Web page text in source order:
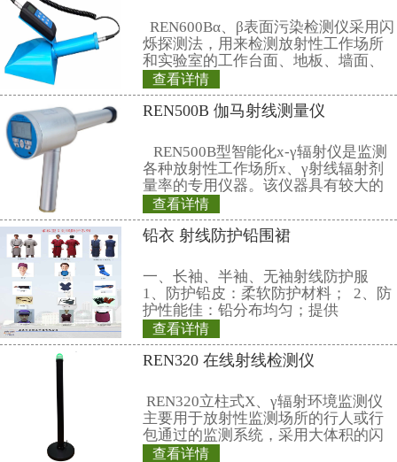
要一致。
5 远离辐射源，避光保存，防止有
联系仁日科技
公司名称： 上海仁日辐射防护设
公司地址： 上海市嘉定区曹安路
销售热线：
021-69515711(总机)
13818065015(成先生)